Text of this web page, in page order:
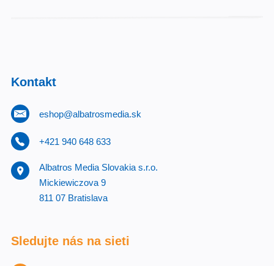
Kontakt
eshop@albatrosmedia.sk
+421 940 648 633
Albatros Media Slovakia s.r.o.
Mickiewiczova 9
811 07 Bratislava
Sledujte nás na sieti